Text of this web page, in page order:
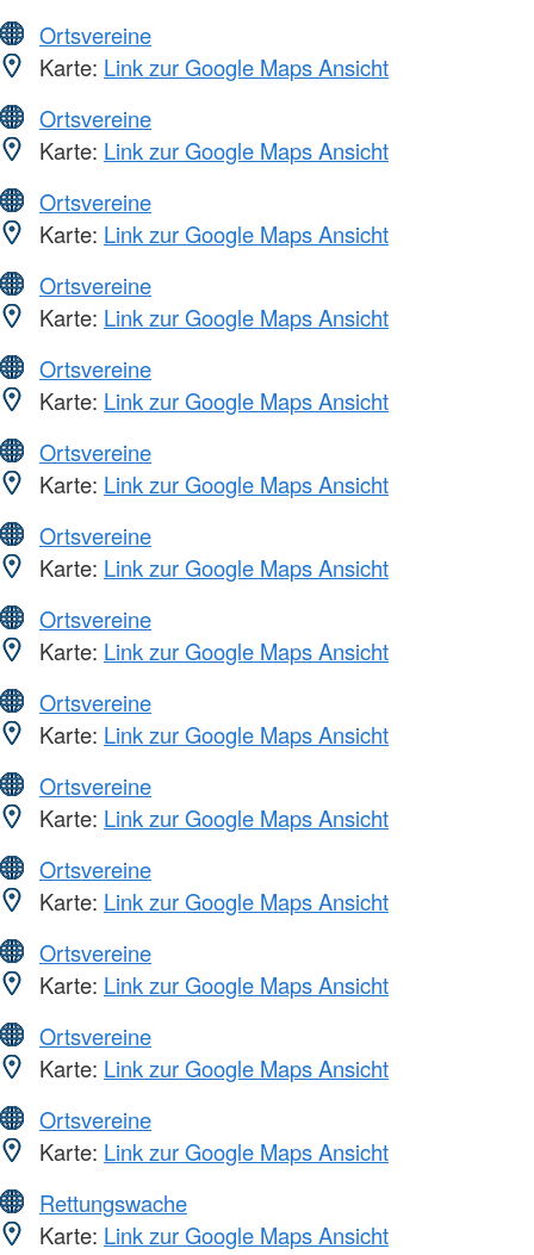
Ortsvereine
Karte: Link zur Google Maps Ansicht
Ortsvereine
Karte: Link zur Google Maps Ansicht
Ortsvereine
Karte: Link zur Google Maps Ansicht
Ortsvereine
Karte: Link zur Google Maps Ansicht
Ortsvereine
Karte: Link zur Google Maps Ansicht
Ortsvereine
Karte: Link zur Google Maps Ansicht
Ortsvereine
Karte: Link zur Google Maps Ansicht
Ortsvereine
Karte: Link zur Google Maps Ansicht
Ortsvereine
Karte: Link zur Google Maps Ansicht
Ortsvereine
Karte: Link zur Google Maps Ansicht
Ortsvereine
Karte: Link zur Google Maps Ansicht
Ortsvereine
Karte: Link zur Google Maps Ansicht
Ortsvereine
Karte: Link zur Google Maps Ansicht
Ortsvereine
Karte: Link zur Google Maps Ansicht
Rettungswache
Karte: Link zur Google Maps Ansicht